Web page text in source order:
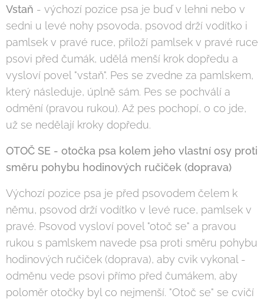
Vstaň - výchozí pozice psa je buď v lehni nebo v
sedni u levé nohy psovoda, psovod drží vodítko i
pamlsek v pravé ruce, přiloží pamlsek v pravé ruce
psovi před čumák, udělá menší krok dopředu a
vysloví povel "vstaň". Pes se zvedne za pamlskem,
který následuje, úplně sám. Pes se pochválí a
odmění (pravou rukou). Až pes pochopí, o co jde,
už se nedělají kroky dopředu.
OTOČ SE - otočka psa kolem jeho vlastní osy proti
směru pohybu hodinových ručiček (doprava)
Výchozí pozice psa je před psovodem čelem k
němu, psovod drží vodítko v levé ruce, pamlsek v
pravé. Psovod vysloví povel "otoč se" a pravou
rukou s pamlskem navede psa proti směru pohybu
hodinových ručiček (doprava), aby cvik vykonal -
odměnu vede psovi přímo před čumákem, aby
poloměr otočky byl co nejmenší. "Otoč se" se cvičí